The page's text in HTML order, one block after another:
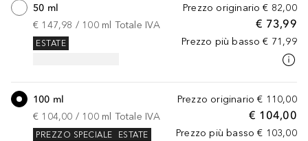
Prezzo originario € 82,00
€ 73,99
Prezzo più basso € 71,99
50 ml
€ 147,98 / 100 ml Totale IVA
ESTATE
Prezzo originario € 110,00
€ 104,00
Prezzo più basso € 103,00
100 ml
€ 104,00 / 100 ml Totale IVA
ESTATE
PREZZO SPECIALE